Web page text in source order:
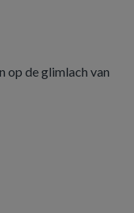
op de glimlach van